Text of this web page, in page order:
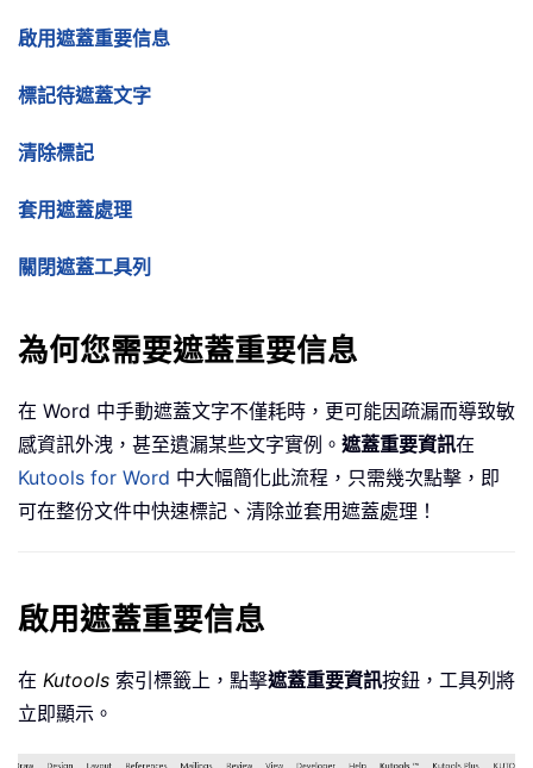
啟用遮蓋重要信息
標記待遮蓋文字
清除標記
套用遮蓋處理
關閉遮蓋工具列
為何您需要遮蓋重要信息
在 Word 中手動遮蓋文字不僅耗時，更可能因疏漏而導致敏
感資訊外洩，甚至遺漏某些文字實例。 遮蓋重要資訊在
Kutools for Word 中大幅簡化此流程，只需幾次點擊，即
可在整份文件中快速標記、清除並套用遮蓋處理！
啟用遮蓋重要信息
在 Kutools 索引標籤上，點擊遮蓋重要資訊按鈕，工具列將
立即顯示。